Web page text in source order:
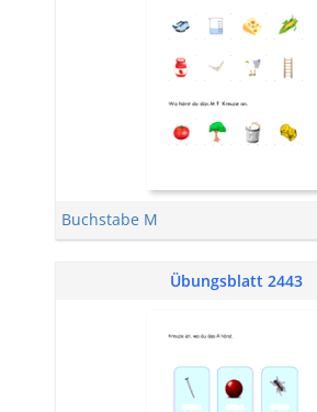
Buchstabe M
Übungsblatt 2443